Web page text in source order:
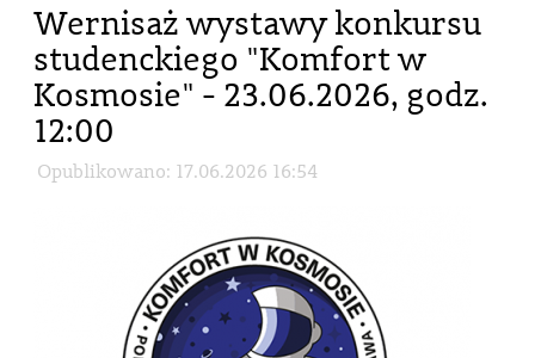
Wernisaż wystawy konkursu
studenckiego "Komfort w
Kosmosie" - 23.06.2026, godz.
12:00
Opublikowano: 17.06.2026 16:54